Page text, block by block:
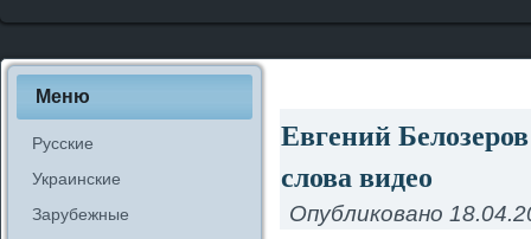
Меню
Русские
Украинские
Зарубежные
Евгений
слова видео
Опубликовано